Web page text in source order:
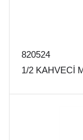
820524
1/2 KAHVECİ